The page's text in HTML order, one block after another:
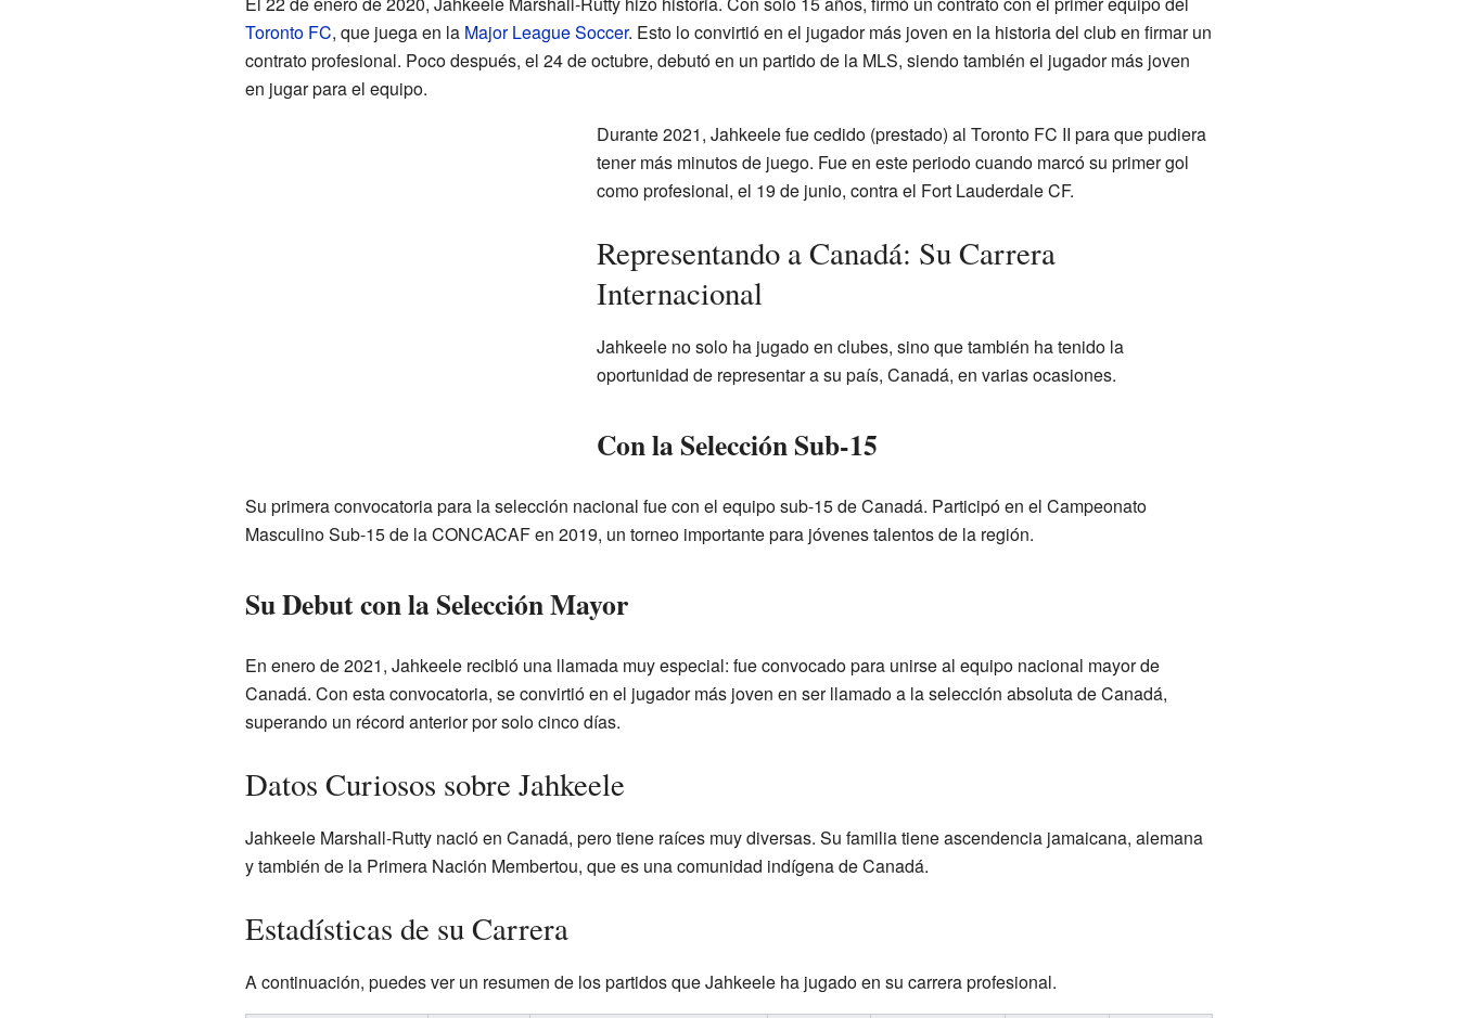
Toronto FC, que juega en la Major League Soccer. Esto lo convirtió en el jugador más joven en la historia del club en firmar un
contrato profesional. Poco después, el 24 de octubre, debutó en un partido de la MLS, siendo también el jugador más joven
en jugar para el equipo.
Durante 2021, Jahkeele fue cedido (prestado) al Toronto FC II para que pudiera
tener más minutos de juego. Fue en este periodo cuando marcó su primer gol
como profesional, el 19 de junio, contra el Fort Lauderdale CF.
Representando a Canadá: Su Carrera
Internacional
Jahkeele no solo ha jugado en clubes, sino que también ha tenido la
oportunidad de representar a su país, Canadá, en varias ocasiones.
Con la Selección Sub-15
Su primera convocatoria para la selección nacional fue con el equipo sub-15 de Canadá. Participó en el Campeonato
Masculino Sub-15 de la CONCACAF en 2019, un torneo importante para jóvenes talentos de la región.
Su Debut con la Selección Mayor
En enero de 2021, Jahkeele recibió una llamada muy especial: fue convocado para unirse al equipo nacional mayor de
Canadá. Con esta convocatoria, se convirtió en el jugador más joven en ser llamado a la selección absoluta de Canadá,
superando un récord anterior por solo cinco días.
Datos Curiosos sobre Jahkeele
Jahkeele Marshall-Rutty nació en Canadá, pero tiene raíces muy diversas. Su familia tiene ascendencia jamaicana, alemana
y también de la Primera Nación Membertou, que es una comunidad indígena de Canadá.
Estadísticas de su Carrera
A continuación, puedes ver un resumen de los partidos que Jahkeele ha jugado en su carrera profesional.